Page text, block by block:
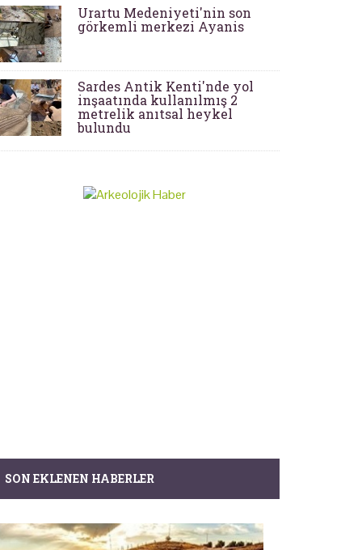
Urartu Medeniyeti'nin son
görkemli merkezi Ayanis
Sardes Antik Kenti'nde yol
inşaatında kullanılmış 2
metrelik anıtsal heykel
bulundu
SON EKLENEN HABERLER